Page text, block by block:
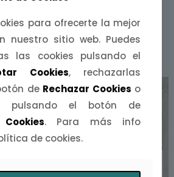
RELACIONADOS
para ofrecerte la mejor
nuestro sitio web. Puedes
las cookies pulsando el
Cookies, rechazarlas
de Rechazar Cookies o
pulsando el botón de
. Para más info
de cookies.